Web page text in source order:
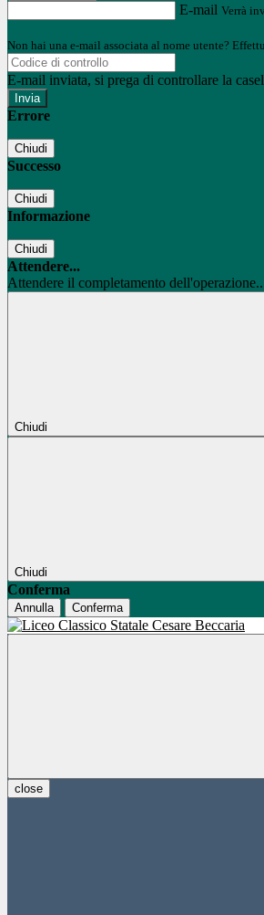
E-mail Verrà
Non hai una e-mail associata al nome utente?
E-mail inviata, si prega di controllare la
Errore
Chiudi
Successo
Chiudi
Informazione
Chiudi
Attendere...
Attendere il completamento
Chiudi
Chiudi
Conferma
Annulla Conferma
close